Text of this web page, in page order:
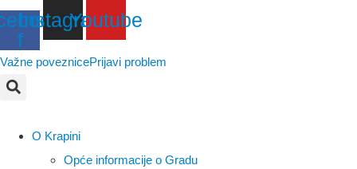
Idi
sadržaj
f
Instagram
Youtube
Važne poveznicePrijavi problem
O Krapini
Opće informacije o Gradu